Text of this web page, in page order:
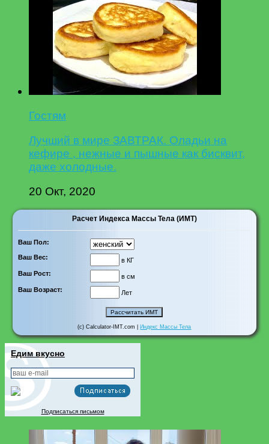
Гостям
Лучший в мире ЗАВТРАК. Оладьи на
кефире , нежные и пышные как бисквит,
даже холодные.
20 Окт, 2020
Расчет Индекса Массы Тела (ИМТ)
Ваш Пол:
Ваш Вес:
в КГ
Ваш Рост:
в см
Ваш Возраст:
Лет
(c) Calculator-IMT.com | Индекс Массы Тела
Едим вкусно
Подписаться письмом